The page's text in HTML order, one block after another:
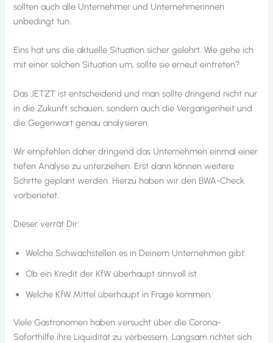
sollten auch alle Unternehmer und Unternehmerinnen
unbedingt tun.
Eins hat uns die aktuelle Situation sicher gelehrt. Wie gehe ich
mit einer solchen Situation um, sollte sie erneut eintreten?
Das JETZT ist entscheidend und man sollte dringend nicht nur
in die Zukunft schauen, sondern auch die Vergangenheit und
die Gegenwart genau analysieren.
Wir empfehlen daher dringend das Unternehmen einmal einer
tiefen Analyse zu unterziehen. Erst dann können weitere
Schrtte geplant werden. Hierzu haben wir den BWA-Check
vorberietet.
Dieser verrät Dir:
Welche Schwachstellen es in Deinem Unternehmen gibt.
Ob ein Kredit der KfW überhaupt sinnvoll ist.
Welche KfW Mittel überhaupt in Frage kommen.
Viele Gastronomen haben versucht über die Corona-
Soforthilfe ihre Liquidität zu verbessern. Langsam richtet sich